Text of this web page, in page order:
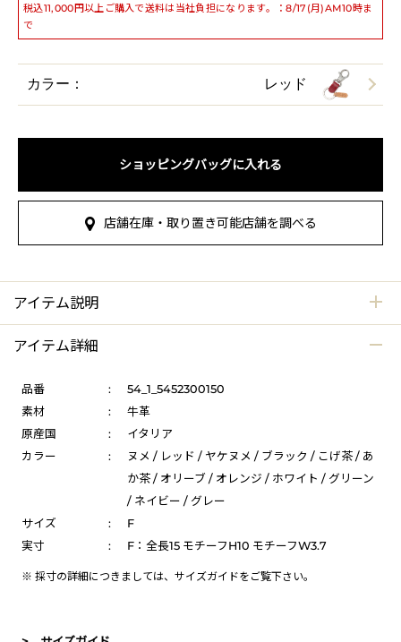
税込11,000円以上ご購入で送料は当社負担になります。：8/17(月)AM10時ま
で
カラー： レッド
ショッピングバッグに入れる
店舗在庫・取り置き可能店舗を調べる
アイテム説明
アイテム詳細
品番 :
54_1_5452300150
素材
:
牛革
原産国
:
イタリア
カラー
:
ヌメ / レッド / ヤケヌメ / ブラック / こげ茶 / あ
か茶 / オリーブ / オレンジ / ホワイト / グリーン
/ ネイビー / グレー
サイズ
:
F
実寸
: F：全長15 モチーフH10 モチーフW3.7
※ 採寸の詳細につきましては、 サイズガイドをご覧下さい。